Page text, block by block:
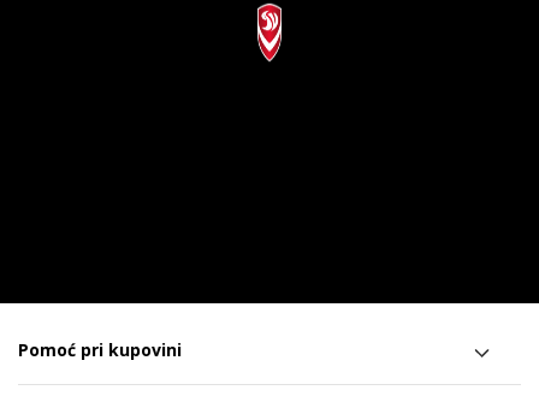
Pomoć pri kupovini